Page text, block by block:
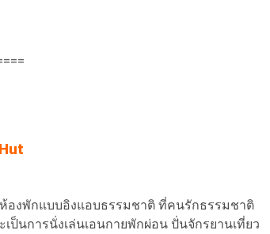
องพักแบบอิงแอบธรรมชาติ ที่คนรักธรรมชาติ
นการนั่งเล่นเอนกายพักผ่อน ปั่นจักรยานเที่ยว